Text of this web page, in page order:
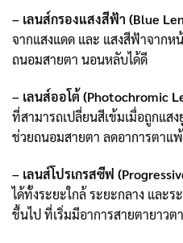
– เลนส์กรองแสงสีฟ้า (Blue
จากแสงแดด และ แสงสีฟ้าจากห
ถนอมสายตา นอนหลับได้ดี
– เลนส์ออโต้ (Photochromic
ที่สามารถเปลี่ยนสีเข้มเมื่อถูกแส
ช่วยถนอมสายตา ลดอาการตาแ
– เลนส์โปรเกรสซีฟ
ได้ทั้งระยะใกล้ ระยะกลาง และ
ขึ้นไป ที่เริ่มมีอาการสายตายาวต